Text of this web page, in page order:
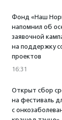
Фонд «Наш
напомнил об
заявочной
на поддержку
проектов
16:31
Открыт сбор
на фестиваль
с